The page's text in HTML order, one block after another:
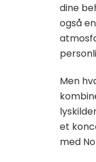
dine
også
Men
et
med